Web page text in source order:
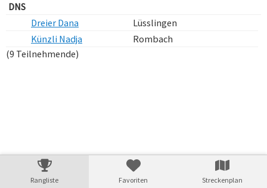
DNS
Dreier Dana
Lüsslingen
Künzli Nadja
Rombach
(9 Teilnehmende)
Rangliste Favoriten Streckenplan